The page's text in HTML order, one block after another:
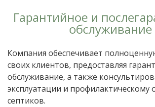
Гарантийное и
обслуживание
Компания обеспечивает
своих клиентов, предоставляя
обслуживание, а также
эксплуатации и профилактическому
септиков.